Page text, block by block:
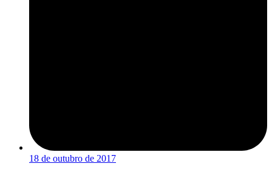
18 de outubro de 2017